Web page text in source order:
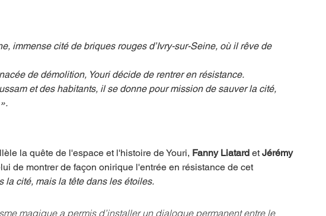
Littérature Cirque Interview
immense cité de briques rouges d’Ivry-sur-Seine, où il rêve de
de démolition, Youri décide de rentrer en résistance.
et des habitants, il se donne pour mission de sauver la cité,
la quête de l'espace et l'histoire de Youri, Fanny Liatard et Jérémy
de montrer de façon onirique l'entrée en résistance de cet
la cité, mais la tête dans les étoiles.
magique a permis d’installer un dialogue permanent entre le